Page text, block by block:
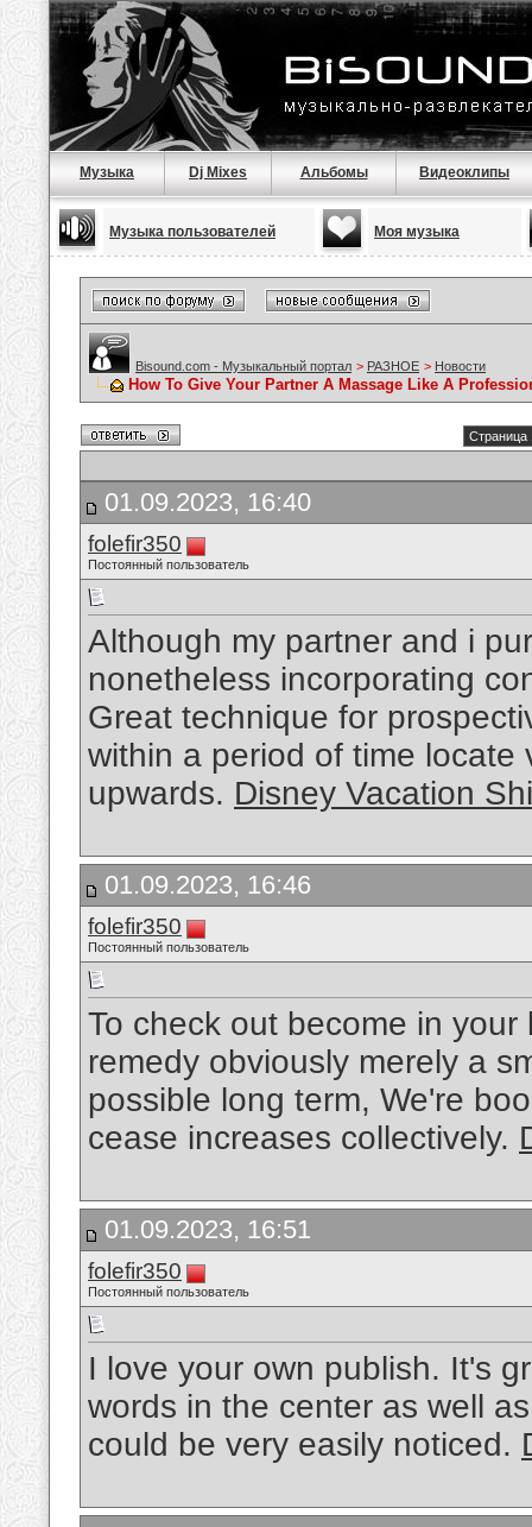
Музыка Dj Mixes Альбомы Видеоклипы
Музыка пользователей Моя музыка
Bisound.com - Музыкальный портал > РАЗНОЕ > Новости
How To Give Your Partner A Massage Like A
Страница
01.09.2023, 16:40
folefir350
Постоянный пользователь
Although my partner and i
nonetheless incorporating
Great technique for
within a period of time
upwards. Disney Vacation
01.09.2023, 16:46
folefir350
Постоянный пользователь
To check out become in
remedy obviously merely a
possible long term, We're
cease increases collectively.
01.09.2023, 16:51
folefir350
Постоянный пользователь
I love your own publish. It's
words in the center as well
could be very easily noticed.